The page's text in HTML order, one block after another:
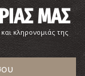
ΜΑΣ
κληρονομιάς της